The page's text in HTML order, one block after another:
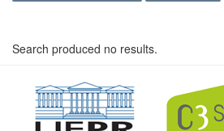
Search produced no results.